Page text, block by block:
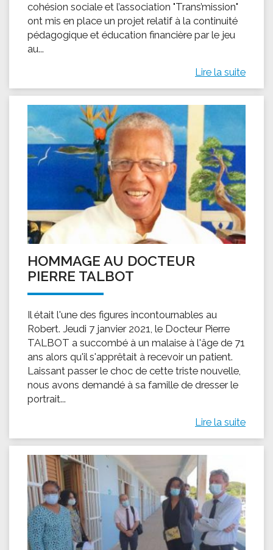
cohésion sociale et l’association "Trans’mission"
ont mis en place un projet relatif à la continuité
pédagogique et éducation financière par le jeu
au...
Lire la suite
HOMMAGE AU DOCTEUR
PIERRE TALBOT
Il était l'une des figures incontournables au
Robert. Jeudi 7 janvier 2021, le Docteur Pierre
TALBOT a succombé à un malaise à l'âge de 71
ans alors qu'il s'apprêtait à recevoir un patient.
Laissant passer le choc de cette triste nouvelle,
nous avons demandé à sa famille de dresser le
portrait...
Lire la suite